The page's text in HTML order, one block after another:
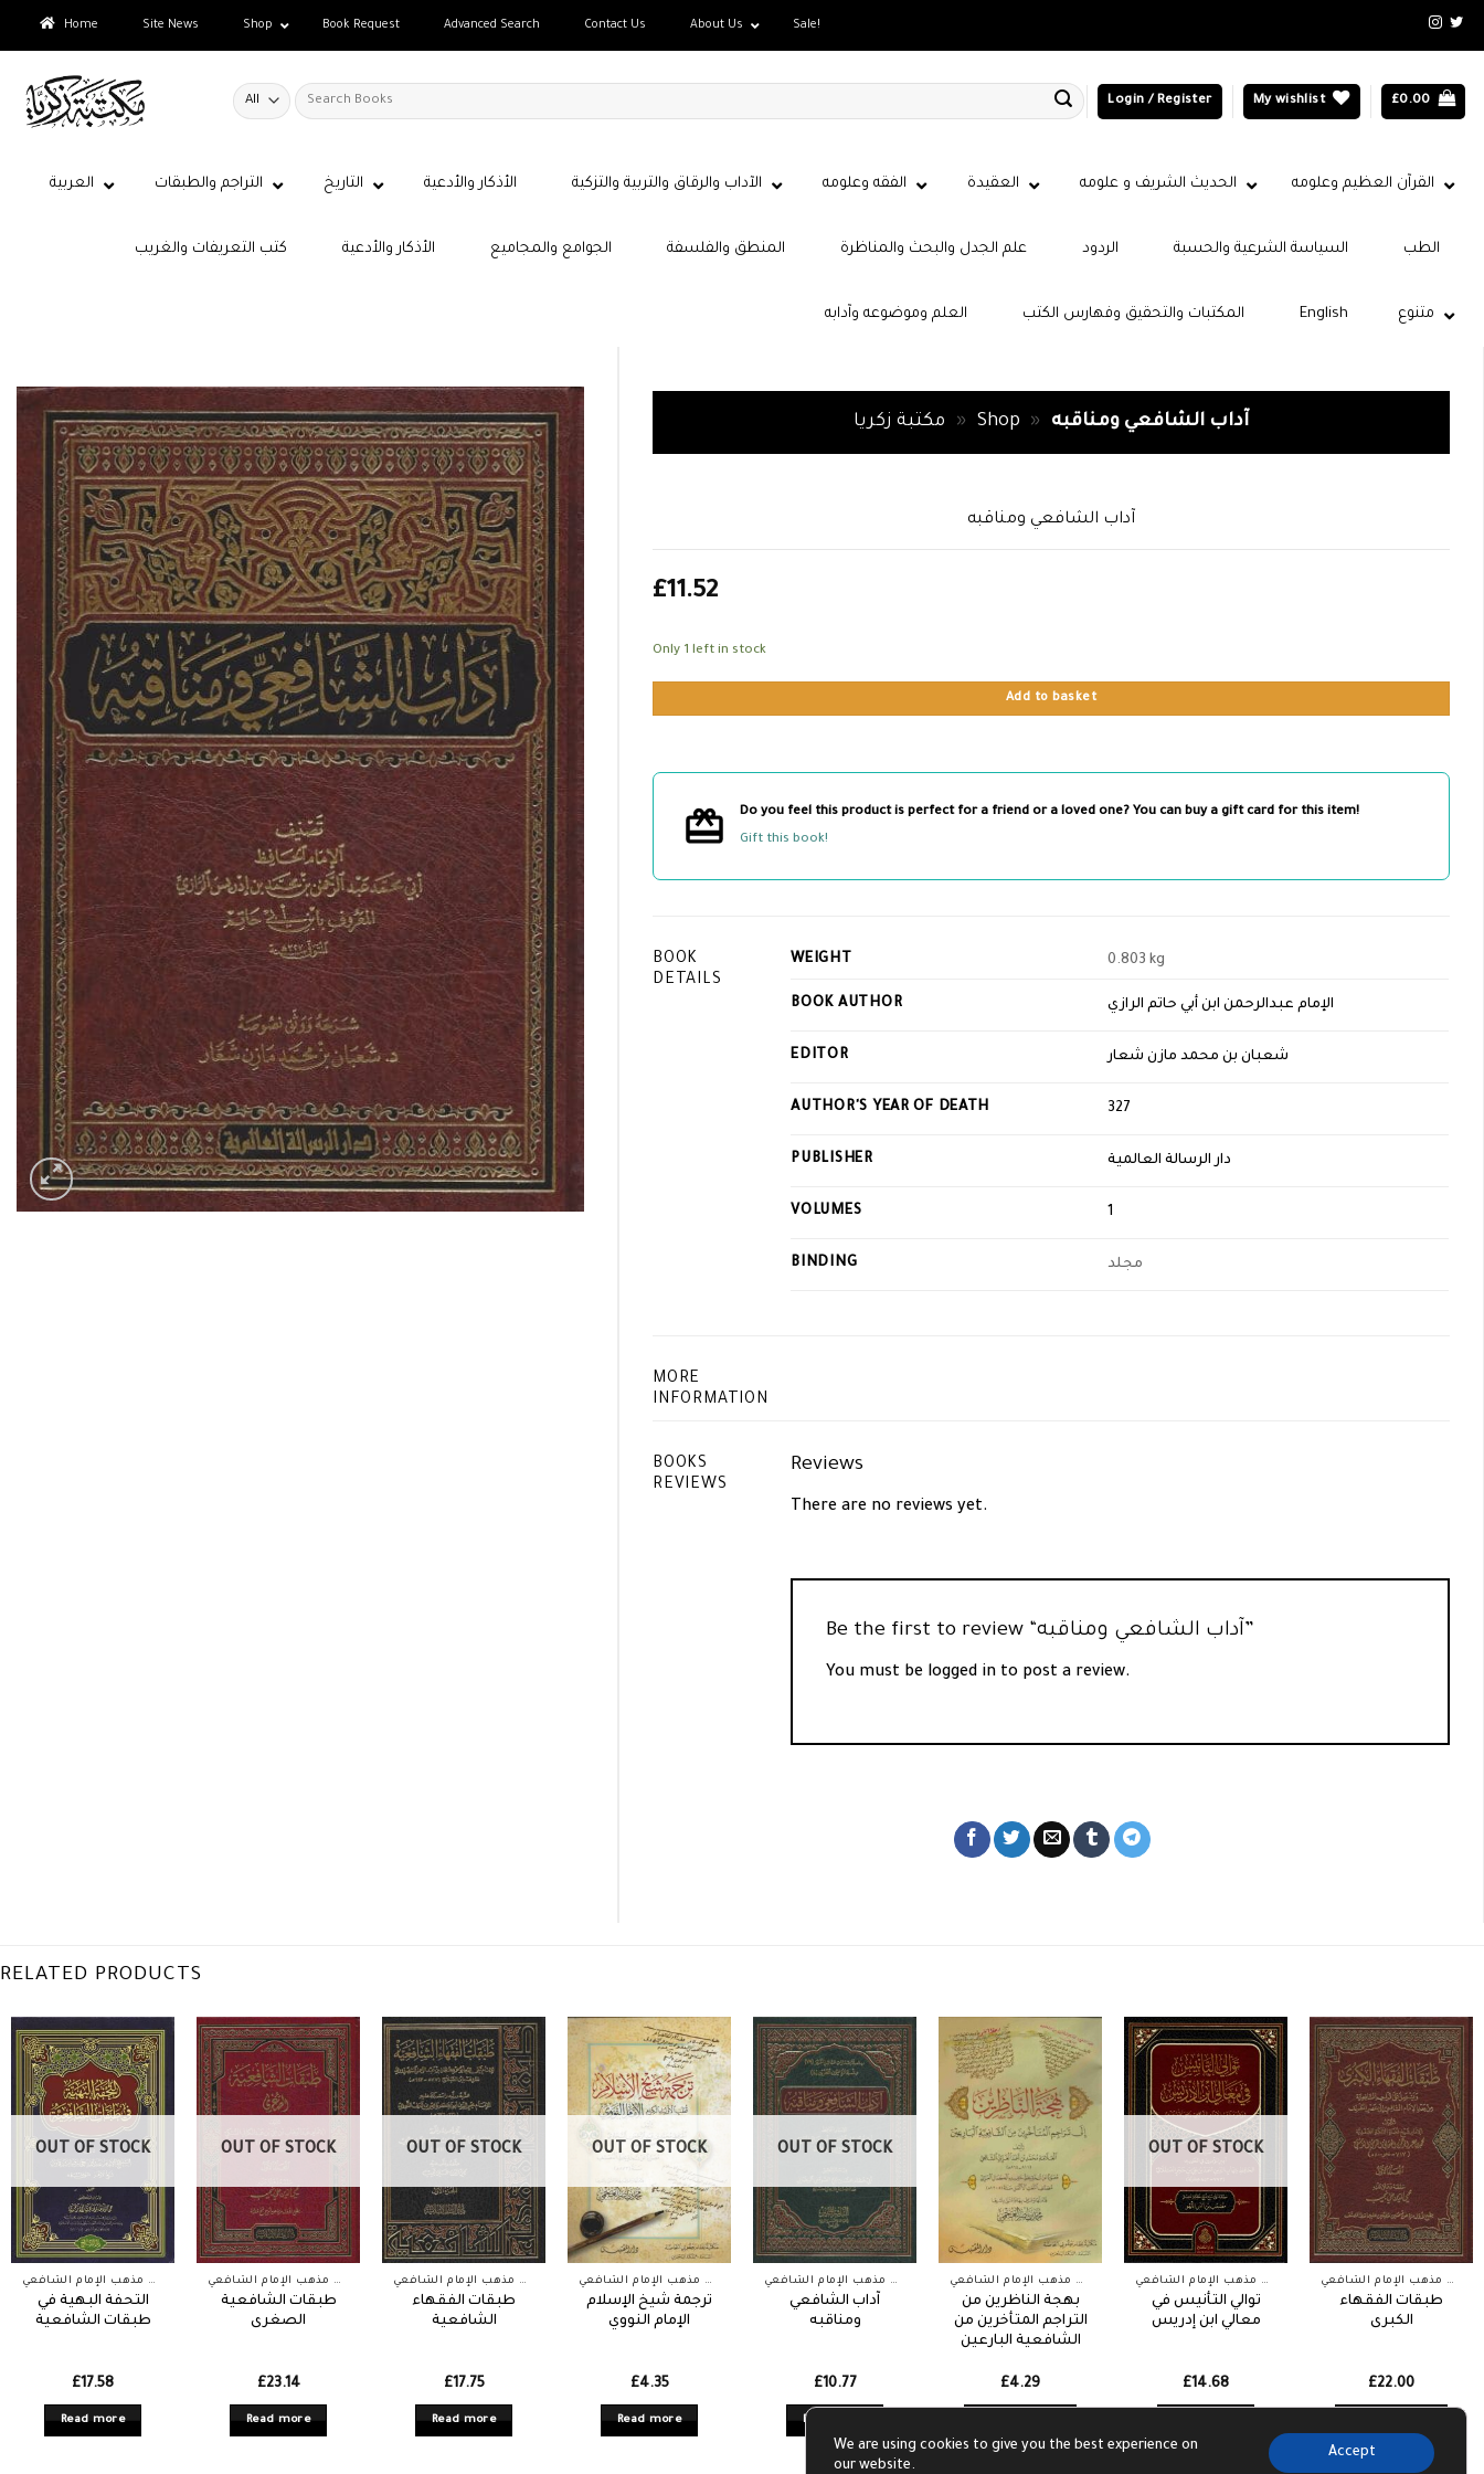
Home Site News Shop Book Request Advanced Search Contact Us About Us Sale!
Search
for:
Login / Register My wishlist £0.00
القرآن العظيم وعلومه الحديث الشريف و علومه العقيدة الفقه وعلومه الآداب والرقاق والتربية والتزكية الأذكار والأدعية التاريخ التراجم والطبقات العربية
كتب التعريفات والغريب الأذكار والأدعية الجوامع والمجاميع المنطق والفلسفة علم الجدل والبحث والمناظرة الردود السياسة الشرعية والحسبة الطب
العلم وموضوعه وآدابه المكتبات والتحقيق وفهارس الكتب متنوع English
مكتبة زكريا » Shop » آداب الشافعي ومناقبه
آداب الشافعي ومناقبه
£11.52
Only 1 left in stock
Add to basket
Do you feel this product is perfect for a friend or a loved one? You can buy a gift card for this item!
Gift this book!
BOOK
DETAILS
WEIGHT 0.803 kg
BOOK AUTHOR الإمام عبدالرحمن ابن أبي حاتم الرازي
EDITOR شعبان بن محمد مازن شعار
AUTHOR'S YEAR OF DEATH 327
PUBLISHER دار الرسالة العالمية
VOLUMES 1
BINDING مجلد
MORE
INFORMATION
BOOKS
REVIEWS
Reviews
There are no reviews yet.
Be the first to review “آداب الشافعي ومناقبه”
You must be logged in to post a review.
RELATED PRODUCTS
OUT OF STOCK
أعيان مذهب الإمام الشافعي
التحفة البهية في
طبقات الشافعية
£17.58
Read more
OUT OF STOCK
أعيان مذهب الإمام الشافعي
طبقات الشافعية
الصغرى
£23.14
Read more
OUT OF STOCK
أعيان مذهب الإمام الشافعي
طبقات الفقهاء
الشافعية
£17.75
Read more
OUT OF STOCK
أعيان مذهب الإمام الشافعي
ترجمة شيخ الإسلام
الإمام النووي
£4.35
Read more
OUT OF STOCK
أعيان مذهب الإمام الشافعي
آداب الشافعي
ومناقبه
£10.77
Read more
أعيان مذهب الإمام الشافعي
بهجة الناظرين من
التراجم المتأخرين من
الشافعية البارعين
£4.29
OUT OF STOCK
أعيان مذهب الإمام الشافعي
توالي التأنيس في
معالي ابن إدريس
£14.68
أعيان مذهب الإمام الشافعي
طبقات الفقهاء
الكبرى
£22.00
We are using cookies to give you the best experience on
our website.
Accept